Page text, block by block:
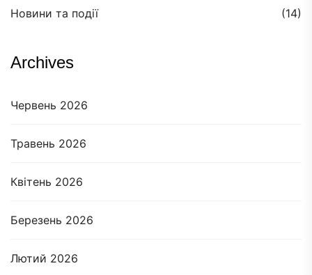
Новини та події (14)
Archives
Червень 2026
Травень 2026
Квітень 2026
Березень 2026
Лютий 2026